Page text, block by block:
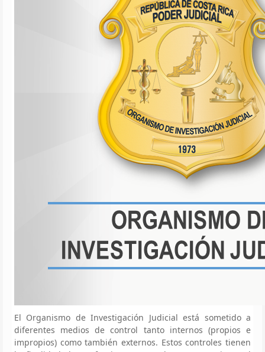
El Organismo de Investigación Judicial está sometido a
diferentes medios de control tanto internos (propios e
impropios) como también externos. Estos controles tienen